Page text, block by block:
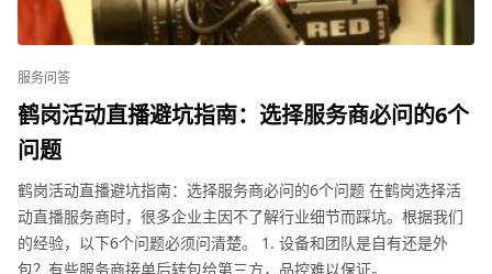
服务问答
鹤岗活动直播避坑指南：选择服务商必问的6个
问题
鹤岗活动直播避坑指南：选择服务商必问的6个问题 在鹤岗选择活
动直播服务商时，很多企业主因不了解行业细节而踩坑。根据我们
的经验，以下6个问题必须问清楚。 1. 设备和团队是自有还是外
包？有些服务商接单后转包给第三方，品控难以保证。